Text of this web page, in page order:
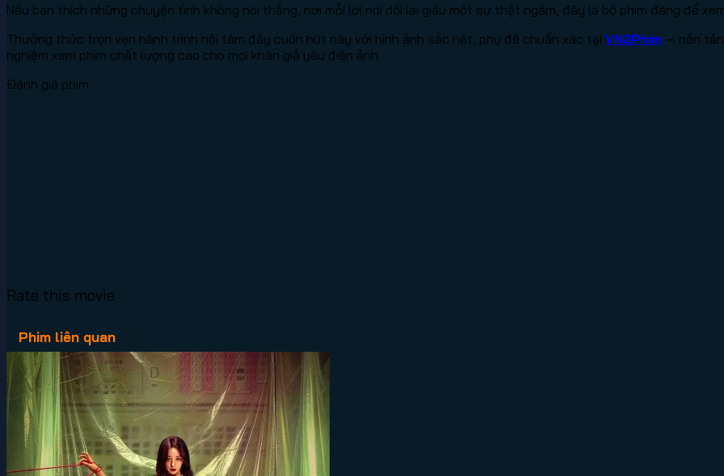
Nếu bạn thích những chuyện tình không nói thẳng, nơi mỗi lời nói dối lại giấu một sự thật ngầm, đây là bộ phim đáng để
Thưởng thức trọn vẹn hành trình nội tâm đầy cuốn hút này với hình ảnh sắc nét, phụ đề chuẩn xác tại VN2Phim — nền
nghiệm xem phim chất lượng cao cho mọi khán giả yêu điện ảnh.
Đánh giá phim
Rate this movie
Phim liên quan